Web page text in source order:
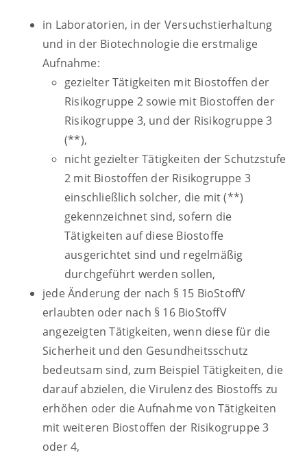
in Laboratorien, in der Versuchstierhaltung
und in der Biotechnologie die erstmalige
Aufnahme:
gezielter Tätigkeiten mit Biostoffen der
Risikogruppe 2 sowie mit Biostoffen der
Risikogruppe 3, und der Risikogruppe 3
(**),
nicht gezielter Tätigkeiten der Schutzstufe
2 mit Biostoffen der Risikogruppe 3
einschließlich solcher, die mit (**)
gekennzeichnet sind, sofern die
Tätigkeiten auf diese Biostoffe
ausgerichtet sind und regelmäßig
durchgeführt werden sollen,
jede Änderung der nach § 15 BioStoffV
erlaubten oder nach § 16 BioStoffV
angezeigten Tätigkeiten, wenn diese für die
Sicherheit und den Gesundheitsschutz
bedeutsam sind, zum Beispiel Tätigkeiten, die
darauf abzielen, die Virulenz des Biostoffs zu
erhöhen oder die Aufnahme von Tätigkeiten
mit weiteren Biostoffen der Risikogruppe 3
oder 4,